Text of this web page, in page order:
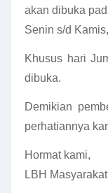
akan dibuka
Senin s/d
Khusus hari
dibuka.
Demikian
perhatiannya
Hormat kami,
LBH Masyarakat